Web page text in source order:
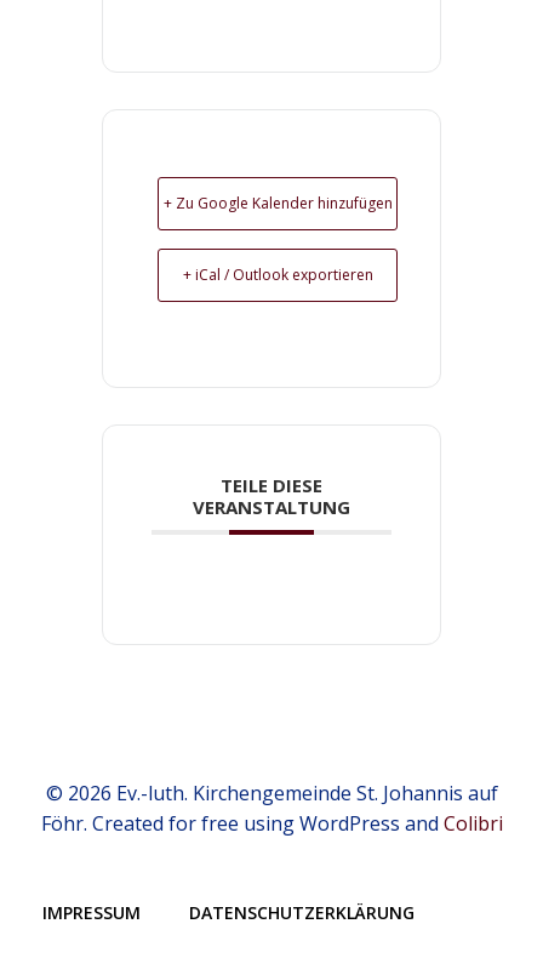
+ Zu Google Kalender hinzufügen
+ iCal / Outlook exportieren
TEILE DIESE
VERANSTALTUNG
© 2026 Ev.-luth. Kirchengemeinde St. Johannis auf
Föhr. Created for free using WordPress and Colibri
IMPRESSUM DATENSCHUTZERKLÄRUNG